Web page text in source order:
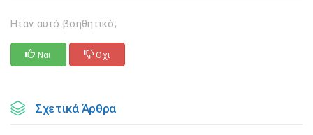
Ηταν αυτό βοηθητικό;
Ναι Οχι
Σχετικά Άρθρα